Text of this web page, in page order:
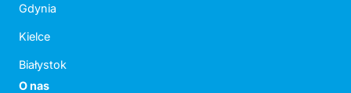
Gdynia
Kielce
Białystok
O nas